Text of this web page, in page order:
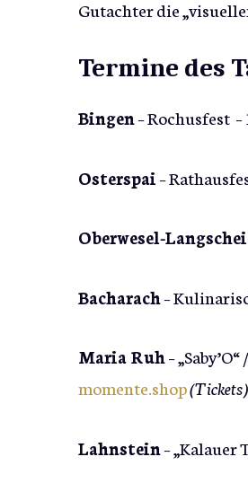
Gutachter die
Termine des
Bingen– Rochusfest
Osterspai–
Oberwesel-
Bacharach–
Maria Ruh–
momente.shop(Tickets)
Lahnstein– „Kalauer